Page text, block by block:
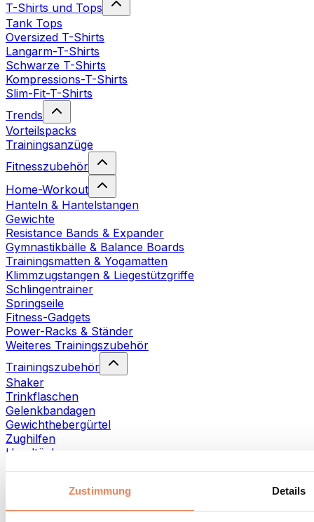
Zustimmung Details
T-Shirts und Tops
Tank Tops
Oversized T-Shirts
Langarm-T-Shirts
Schwarze T-Shirts
Kompressions-T-Shirts
Slim-Fit-T-Shirts
Trends
Vorteilspacks
Trainingsanzüge
Fitnesszubehör
Home-Workout
Hanteln & Hantelstangen
Gewichte
Resistance Bands & Expander
Gymnastikbälle & Balance Boards
Trainingsmatten & Yogamatten
Klimmzugstangen & Liegestützgriffe
Schlingentrainer
Springseile
Fitness-Gadgets
Power-Racks & Ständer
Weiteres Trainingszubehör
Trainingszubehör
Shaker
Trinkflaschen
Gelenkbandagen
Gewichthebergürtel
Zughilfen
Handtücher